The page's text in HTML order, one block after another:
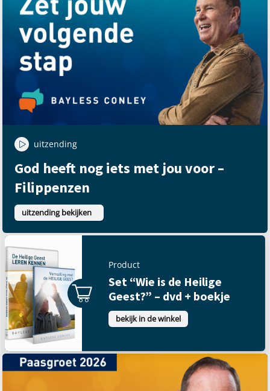
uitzending
God heeft nog iets met jou voor –
Filippenzen
uitzending bekijken
Product
Set “Wie is de Heilige
Geest?” – dvd + boekje
bekijk in de winkel